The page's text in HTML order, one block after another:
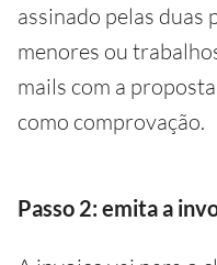
assinado pelas duas
menores ou
mails com a
como comprovação.
Passo 2: emita a